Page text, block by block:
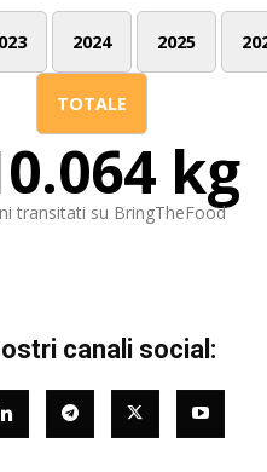
2024 2025
TOTALE
kg
transitati su BringTheFood
canali social: